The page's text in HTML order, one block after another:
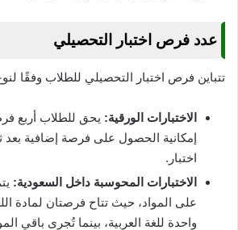
عدد فرص اختبار التحصيلي
تتباين فرص اختبار التحصيلي للطلاب وفقًا
الاختبارات الورقية: يحق للطلاب أربع
إمكانية الحصول على فرصة إضافية
اختبار.
الاختبارات المحوسبة داخل السعودية:
على المواد، حيث تتاح فرصتان لمادة
واحدة للغة العربية، بينما تُجرى باقي